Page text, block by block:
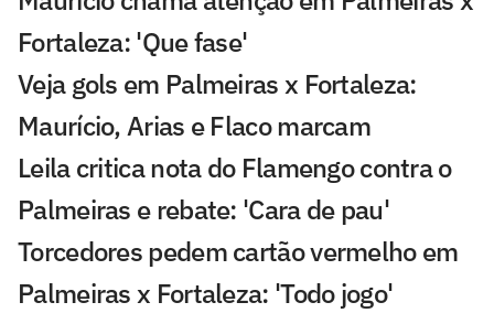
Fortaleza: 'Que fase'
Veja gols em Palmeiras x Fortaleza:
Maurício, Arias e Flaco marcam
Leila critica nota do Flamengo contra o
Palmeiras e rebate: 'Cara de pau'
Torcedores pedem cartão vermelho em
Palmeiras x Fortaleza: 'Todo jogo'